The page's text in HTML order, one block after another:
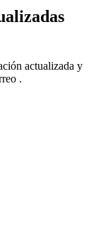
actualizada y
.